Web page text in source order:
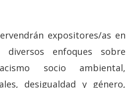
expositores/as en
enfoques sobre
socio ambiental,
desigualdad y género,